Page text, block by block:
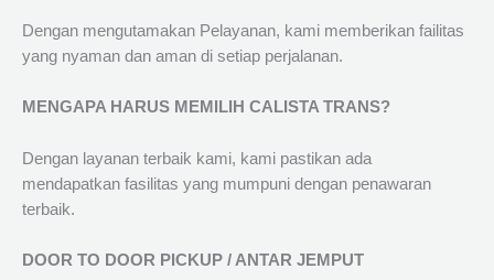
Dengan mengutamakan Pelayanan, kami memberikan failitas
yang nyaman dan aman di setiap perjalanan.
MENGAPA HARUS MEMILIH CALISTA TRANS?
Dengan layanan terbaik kami, kami pastikan ada
mendapatkan fasilitas yang mumpuni dengan penawaran
terbaik.
DOOR TO DOOR PICKUP / ANTAR JEMPUT